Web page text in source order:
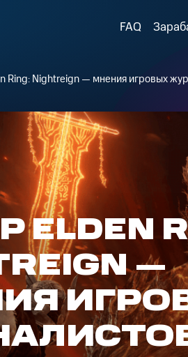
FAQ
Ring: Nightreign — мнения игровых
ELDEN
—